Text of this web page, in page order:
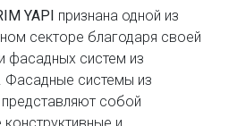
YAPI признана одной из
секторе благодаря своей
фасадных систем из
системы из
собой